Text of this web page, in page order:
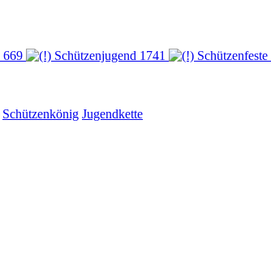
669 Schützenjugend 1741 Schützenfeste
Schützenkönig Jugendkette